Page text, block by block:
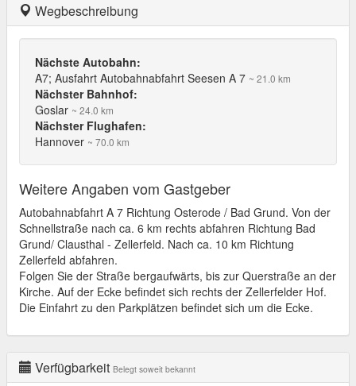
Wegbeschreibung
Nächste Autobahn:
A7; Ausfahrt Autobahnabfahrt Seesen A 7 ~ 21.0 km
Nächster Bahnhof:
Goslar ~ 24.0 km
Nächster Flughafen:
Hannover ~ 70.0 km
Weitere Angaben vom Gastgeber
Autobahnabfahrt A 7 Richtung Osterode / Bad Grund. Von der
Schnellstraße nach ca. 6 km rechts abfahren Richtung Bad
Grund/ Clausthal - Zellerfeld. Nach ca. 10 km Richtung
Zellerfeld abfahren.
Folgen Sie der Straße bergaufwärts, bis zur Querstraße an der
Kirche. Auf der Ecke befindet sich rechts der Zellerfelder Hof.
Die Einfahrt zu den Parkplätzen befindet sich um die Ecke.
Verfügbarkeit Belegt soweit bekannt